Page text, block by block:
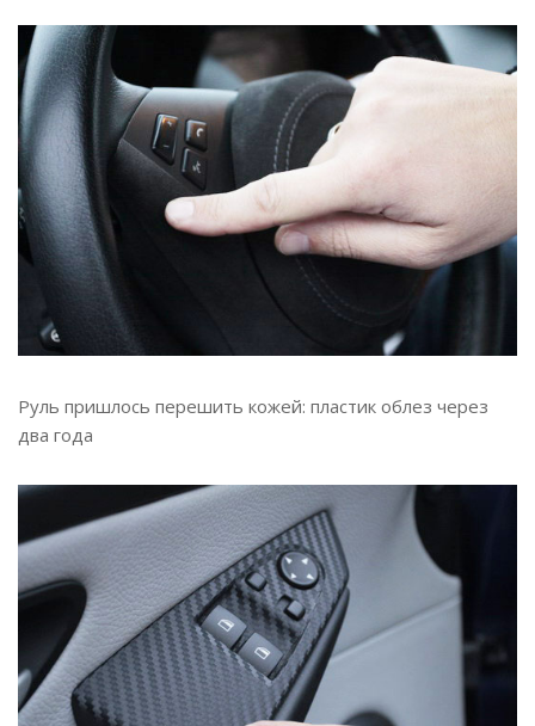
Руль пришлось перешить кожей: пластик облез через
два года